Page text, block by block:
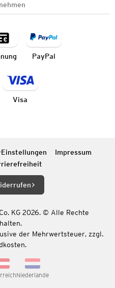
PayPal
Visa
Impressum
KG 2026. © Alle Rechte
der Mehrwertsteuer, zzgl.
Niederlande